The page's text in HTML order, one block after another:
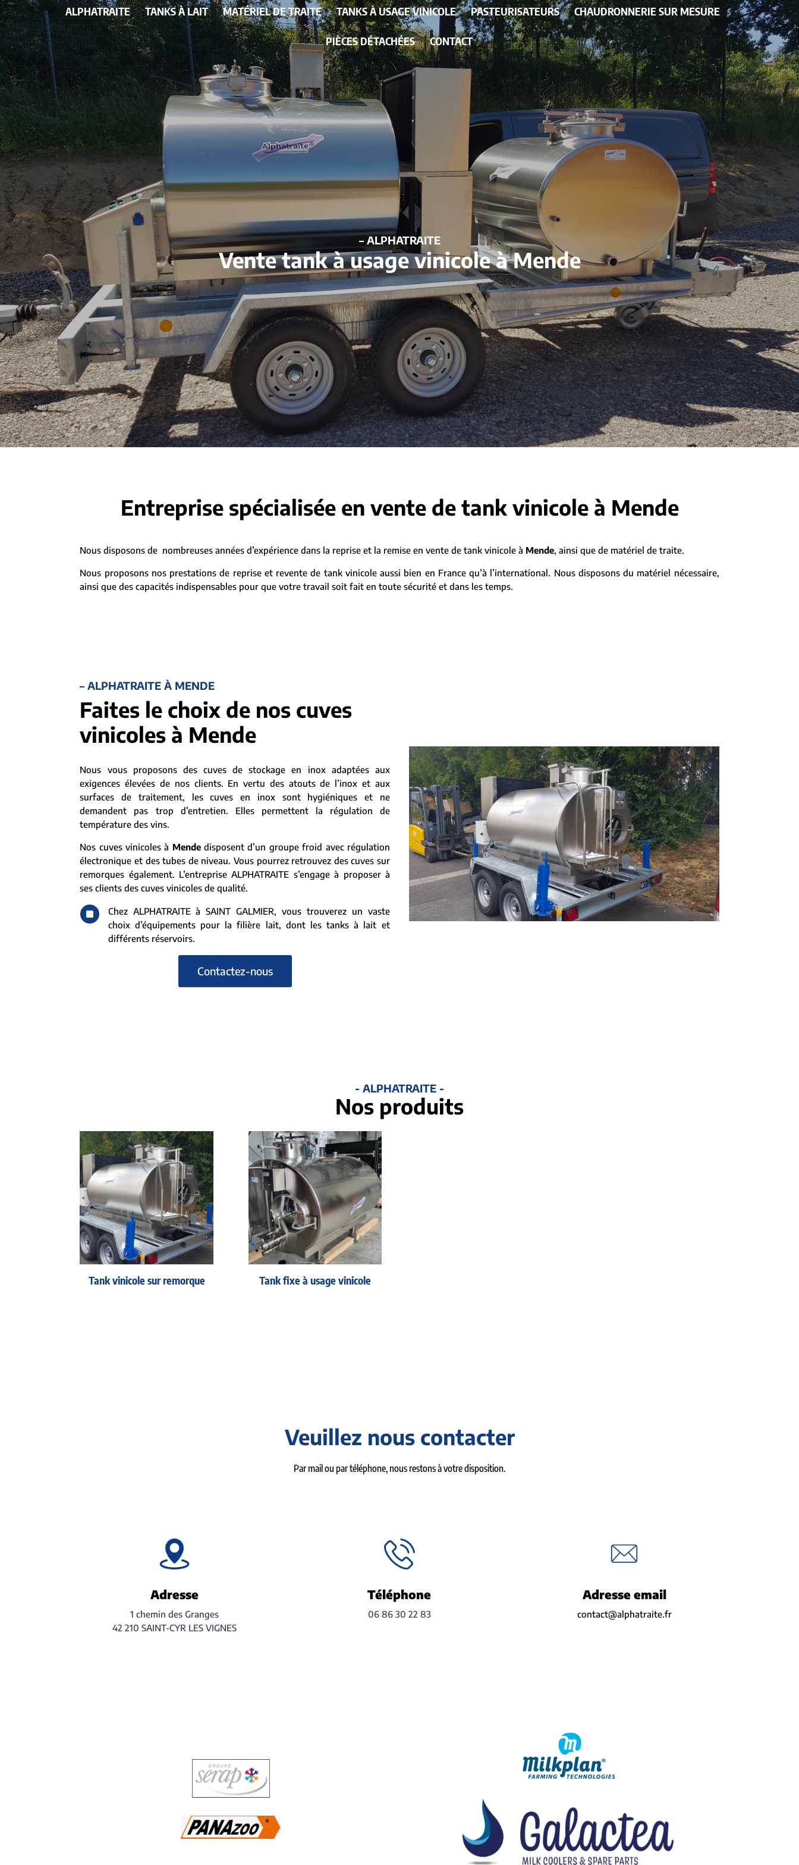
ALPHATRAITE TANKS À LAIT MATÉRIEL DE TRAITE TANKS À USAGE VINICOLE PASTEURISATEURS CHAUDRONNERIE SUR MESURE
PIÈCES DÉTACHÉES CONTACT
– ALPHATRAITE
Vente tank à usage vinicole à Mende
Entreprise spécialisée en vente de tank vinicole à Mende
Nous disposons de nombreuses années d’expérience dans la reprise et la remise en vente de tank vinicole à Mende, ainsi que de matériel de traite.
Nous proposons nos prestations de reprise et revente de tank vinicole aussi bien en France qu’à l’international. Nous disposons du matériel nécessaire,
ainsi que des capacités indispensables pour que votre travail soit fait en toute sécurité et dans les temps.
– ALPHATRAITE À MENDE
Faites le choix de nos cuves
vinicoles à Mende
Nous vous proposons des cuves de stockage en inox adaptées aux
exigences élevées de nos clients. En vertu des atouts de l’inox et aux
surfaces de traitement, les cuves en inox sont hygiéniques et ne
demandent pas trop d’entretien. Elles permettent la régulation de
température des vins.
Nos cuves vinicoles à Mendedisposent d’un groupe froid avec régulation
électronique et des tubes de niveau. Vous pourrez retrouvez des cuves sur
remorques également. L’entreprise ALPHATRAITE s’engage à proposer à
ses clients des cuves vinicoles de qualité.
^
Chez ALPHATRAITE à SAINT GALMIER, vous trouverez un vaste
choix d’équipements pour la filière lait, dont les tanks à lait et
différents réservoirs.
Contactez-nous
- ALPHATRAITE -
Nos produits
Tank vinicole sur remorque Tank fixe à usage vinicole
Veuillez nous contacter
Par mail ou par téléphone, nous restons à votre disposition.
Adresse
1 chemin des Granges
42 210 SAINT-CYR LES VIGNES
Téléphone
06 86 30 22 83
Adresse email
contact@alphatraite.fr